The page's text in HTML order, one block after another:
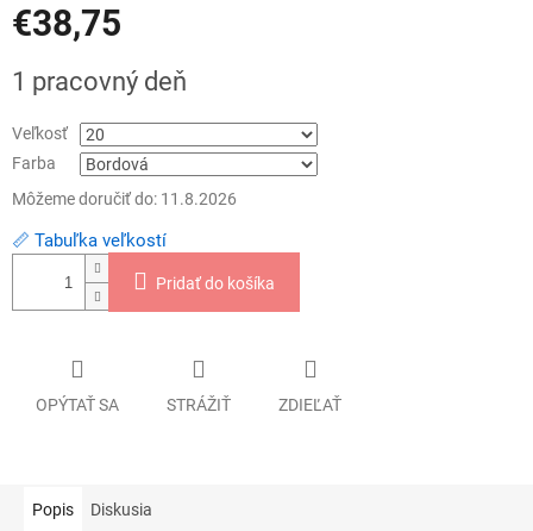
€38,75
cena:
1 pracovný deň
Veľkosť
Farba
Môžeme doručiť do: 11.8.2026
📏 Tabuľka veľkostí
Pridať do košíka
OPÝTAŤ SA STRÁŽIŤ ZDIEĽAŤ
Popis Diskusia